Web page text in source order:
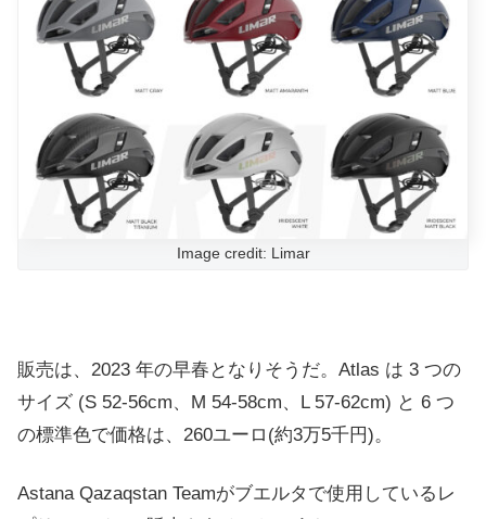
Image credit: Limar
販売は、2023 年の早春となりそうだ。Atlas は 3 つの
サイズ (S 52-56cm、M 54-58cm、L 57-62cm) と 6 つ
の標準色で価格は、260ユーロ(約3万5千円)。
Astana Qazaqstan Teamがブエルタで使用しているレ